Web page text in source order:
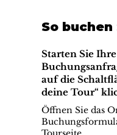
So buchen
Starten Sie Ihre
auf die
deine Tour“
Öffnen Sie das